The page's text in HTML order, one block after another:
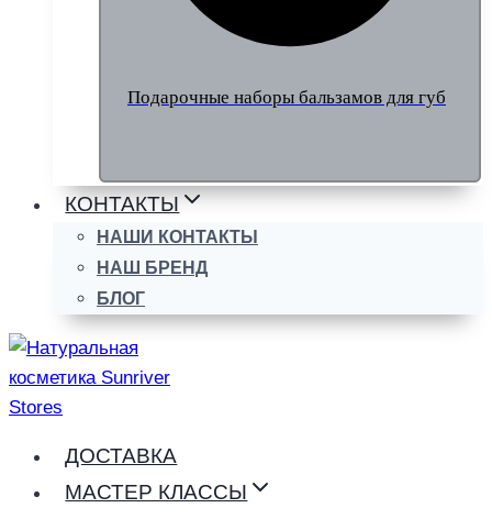
Подарочные наборы бальзамов для губ
КОНТАКТЫ
НАШИ КОНТАКТЫ
НАШ БРЕНД
БЛОГ
ДОСТАВКА
МАСТЕР КЛАССЫ